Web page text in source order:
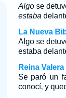
Algose
estaba
La Nueva
Algo se
estaba
Reina
Se paró un
conocí, y